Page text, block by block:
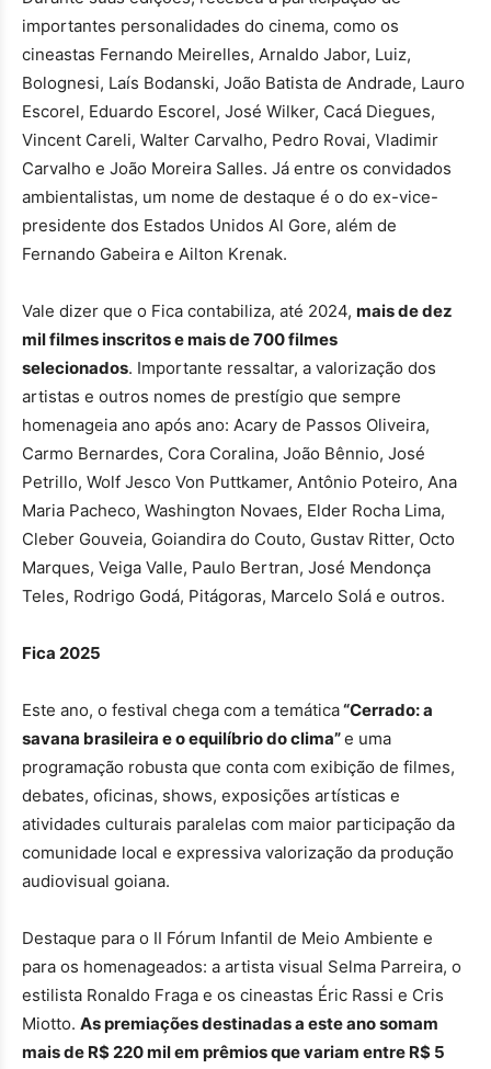
importantes personalidades do cinema, como os
cineastas Fernando Meirelles, Arnaldo Jabor, Luiz,
Bolognesi, Laís Bodanski, João Batista de Andrade, Lauro
Escorel, Eduardo Escorel, José Wilker, Cacá Diegues,
Vincent Careli, Walter Carvalho, Pedro Rovai, Vladimir
Carvalho e João Moreira Salles. Já entre os convidados
ambientalistas, um nome de destaque é o do ex-vice-
presidente dos Estados Unidos Al Gore, além de
Fernando Gabeira e Ailton Krenak.
Vale dizer que o Fica contabiliza, até 2024, mais de dez
mil filmes inscritos e mais de 700 filmes
selecionados. Importante ressaltar, a valorização dos
artistas e outros nomes de prestígio que sempre
homenageia ano após ano: Acary de Passos Oliveira,
Carmo Bernardes, Cora Coralina, João Bênnio, José
Petrillo, Wolf Jesco Von Puttkamer, Antônio Poteiro, Ana
Maria Pacheco, Washington Novaes, Elder Rocha Lima,
Cleber Gouveia, Goiandira do Couto, Gustav Ritter, Octo
Marques, Veiga Valle, Paulo Bertran, José Mendonça
Teles, Rodrigo Godá, Pitágoras, Marcelo Solá e outros.
Fica 2025
Este ano, o festival chega com a temática“Cerrado: a
savana brasileira e o equilíbrio do clima”e uma
programação robusta que conta com exibição de filmes,
debates, oficinas, shows, exposições artísticas e
atividades culturais paralelas com maior participação da
comunidade local e expressiva valorização da produção
audiovisual goiana.
Destaque para o II Fórum Infantil de Meio Ambiente e
para os homenageados: a artista visual Selma Parreira, o
estilista Ronaldo Fraga e os cineastas Éric Rassi e Cris
Miotto. As premiações destinadas a este ano somam
mais de R$ 220 mil em prêmios que variam entre R$ 5